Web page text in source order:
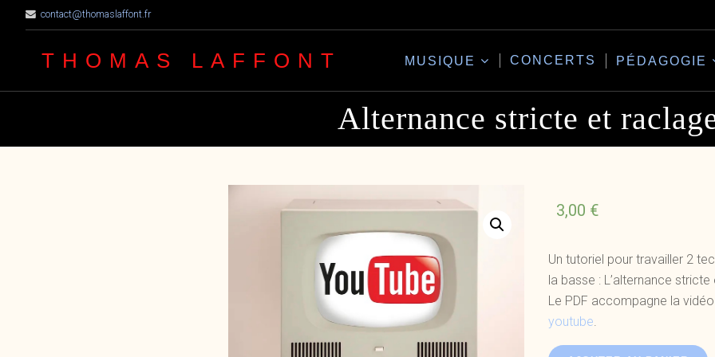
contact@thomaslaffont.fr
THOMAS LAFFONT MUSIQUE CONCERTS PÉDAGOGIE
Alternance stricte et
3,00 €
Un tutoriel pour travailler 2
la basse : L’alternance
Le PDF accompagne la
youtube.